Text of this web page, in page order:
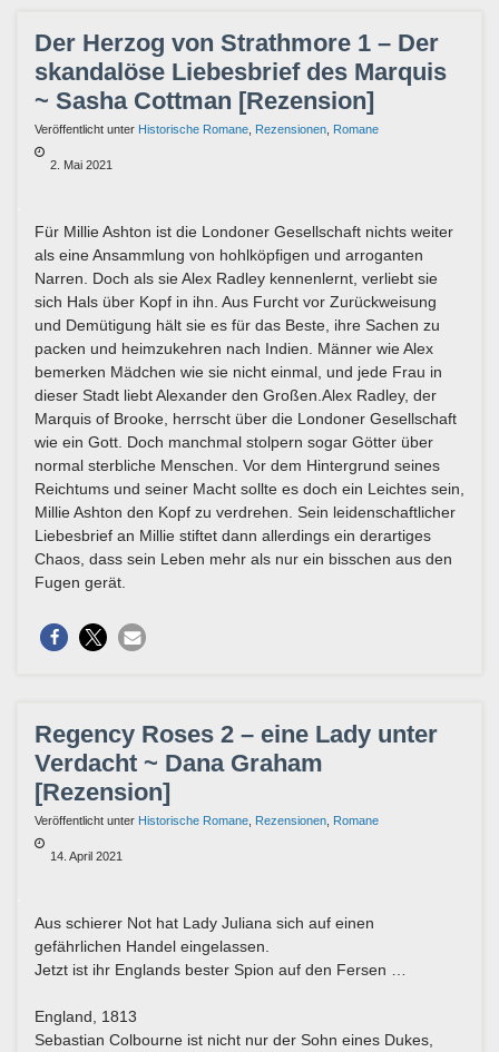
Der Herzog von Strathmore 1 – Der
skandalöse Liebesbrief des Marquis
~ Sasha Cottman [Rezension]
Veröffentlicht unter Historische Romane Rezensionen Romane
2. Mai 2021
Für Millie Ashton ist die Londoner Gesellschaft nichts weiter
als eine Ansammlung von hohlköpfigen und arroganten
Narren. Doch als sie Alex Radley kennenlernt, verliebt sie
sich Hals über Kopf in ihn. Aus Furcht vor Zurückweisung
und Demütigung hält sie es für das Beste, ihre Sachen zu
packen und heimzukehren nach Indien. Männer wie Alex
bemerken Mädchen wie sie nicht einmal, und jede Frau in
dieser Stadt liebt Alexander den Großen.Alex Radley, der
Marquis of Brooke, herrscht über die Londoner Gesellschaft
wie ein Gott. Doch manchmal stolpern sogar Götter über
normal sterbliche Menschen. Vor dem Hintergrund seines
Reichtums und seiner Macht sollte es doch ein Leichtes sein,
Millie Ashton den Kopf zu verdrehen. Sein leidenschaftlicher
Liebesbrief an Millie stiftet dann allerdings ein derartiges
Chaos, dass sein Leben mehr als nur ein bisschen aus den
Fugen gerät.
Regency Roses 2 – eine Lady unter
Verdacht ~ Dana Graham
[Rezension]
Veröffentlicht unter Historische Romane Rezensionen Romane
14. April 2021
Aus schierer Not hat Lady Juliana sich auf einen
gefährlichen Handel eingelassen.
Jetzt ist ihr Englands bester Spion auf den Fersen …
England, 1813
Sebastian Colbourne ist nicht nur der Sohn eines Dukes,